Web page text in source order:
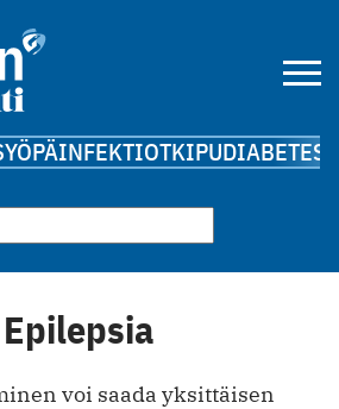
INFEKTIOTKIPUDIABETES
voi saada yksittäisen